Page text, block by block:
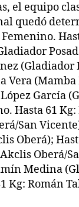
el equipo
quedó
(Gladiador
Vera (Mamba
García
Hasta 61
San
Oberá);
Oberá/
Medina
Kg: Román